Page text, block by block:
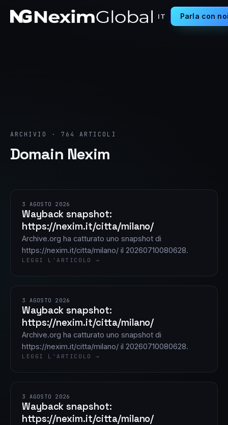
IT Parla con
ARCHIVIO · 764 ARTICOLI
Domain Nexim
3 AGOSTO 2026
Wayback snapshot:
https://nexim.it/citta/milano/
Archive.org ha catturato uno snapshot di
https://nexim.it/citta/milano/ il 20260710080628.
LEGGI L'ARTICOLO →
3 AGOSTO 2026
Wayback snapshot:
https://nexim.it/citta/milano/
Archive.org ha catturato uno snapshot di
https://nexim.it/citta/milano/ il 20260710080628.
LEGGI L'ARTICOLO →
3 AGOSTO 2026
Wayback snapshot:
https://nexim.it/citta/milano/